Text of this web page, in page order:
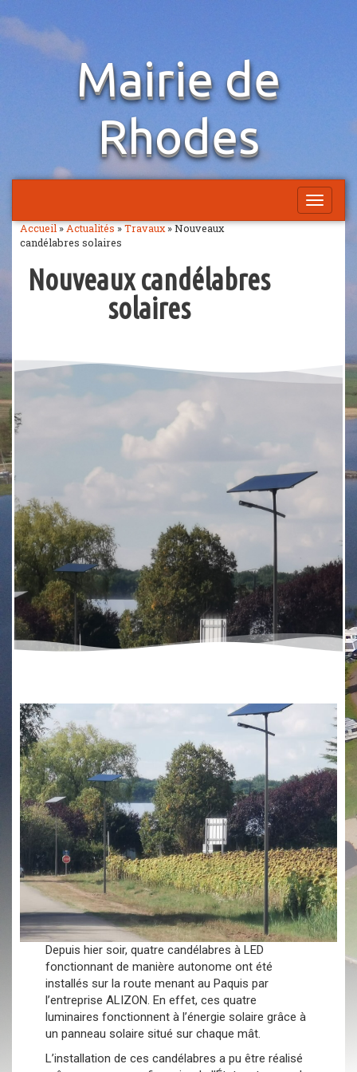
Mairie de
Rhodes
Afficher/
la
Accueil»Actualités»Travaux»Nouveaux
candélabres solaires
Nouveaux candélabres
solaires
Depuis hier soir, quatre candélabres à LED
fonctionnant de manière autonome ont été
installés sur la route menant au Paquis par
l’entreprise ALIZON. En effet, ces quatre
luminaires fonctionnent à l’énergie solaire grâce à
un panneau solaire situé sur chaque mât.
L’installation de ces candélabres a pu être réalisé